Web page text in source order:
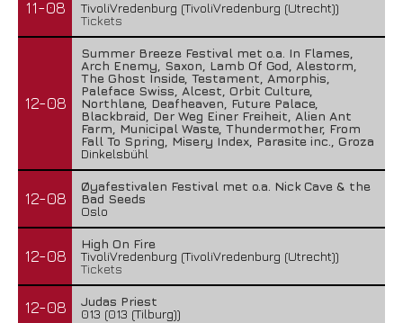
11-08
TivoliVredenburg (TivoliVredenburg (Utrecht))
Tickets
12-08
Summer Breeze Festival met o.a. In Flames,
Arch Enemy, Saxon, Lamb Of God, Alestorm,
The Ghost Inside, Testament, Amorphis,
Paleface Swiss, Alcest, Orbit Culture,
Northlane, Deafheaven, Future Palace,
Blackbraid, Der Weg Einer Freiheit, Alien Ant
Farm, Municipal Waste, Thundermother, From
Fall To Spring, Misery Index, Parasite inc., Groza
Dinkelsbühl
12-08
Øyafestivalen Festival met o.a. Nick Cave & the
Bad Seeds
Oslo
12-08
High On Fire
TivoliVredenburg (TivoliVredenburg (Utrecht))
Tickets
12-08
Judas Priest
013 (013 (Tilburg))